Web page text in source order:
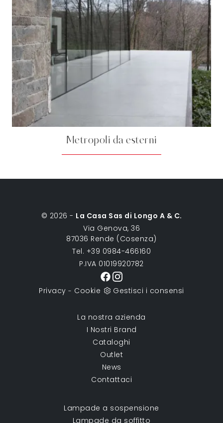
Metropoli da esterni
© 2026 - La Casa Sas di Longo A & C.
Via Genova, 36
87036 Rende (Cosenza)
Tel. +39 0984-466160
P.IVA 01019920782
Privacy - Cookie Gestisci i consensi
La nostra azienda
I Nostri Brand
Cataloghi
Outlet
News
Contattaci
Lampade a sospensione
Lampade da soffitto